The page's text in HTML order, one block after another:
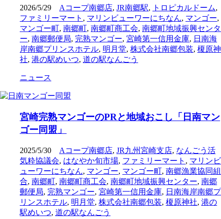
2026/5/29 Aコープ南郷店, JR南郷駅, トロピカルドーム,
ファミリーマート , マリンビューワーにちなん, マンゴー,
マンゴー町, 南郷町, 南郷町商工会, 南郷町地域振興センタ
ー, 南郷郵便局, 完熟マンゴー, 宮崎第一信用金庫, 日南海
岸南郷プリンスホテル, 明月堂, 株式会社南郷包装, 榎原神
社, 港の駅めいつ, 道の駅なんごう
ニュース
宮崎完熟マンゴーのPRと地域おこし「日南マン
ゴー同盟」
2025/5/30 Aコープ南郷店, JR九州宮崎支店, なんごう活
気粋協議会, はなやか旬市場, ファミリーマート , マリンビ
ューワーにちなん, マンゴー, マンゴー町, 南郷漁業協同組
合, 南郷町, 南郷町商工会, 南郷町地域振興センター, 南郷
郵便局, 完熟マンゴー, 宮崎第一信用金庫, 日南海岸南郷プ
リンスホテル, 明月堂, 株式会社南郷包装, 榎原神社, 港の
駅めいつ, 道の駅なんごう